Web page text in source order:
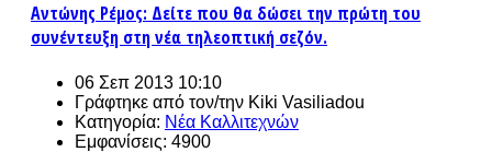
Αντώνης Ρέμος: Δείτε που θα δώσει την πρώτη του
συνέντευξη στη νέα τηλεοπτική σεζόν.
06 Σεπ 2013 10:10
Γράφτηκε από τον/την Kiki Vasiliadou
Κατηγορία: Νέα Καλλιτεχνών
Εμφανίσεις: 4900